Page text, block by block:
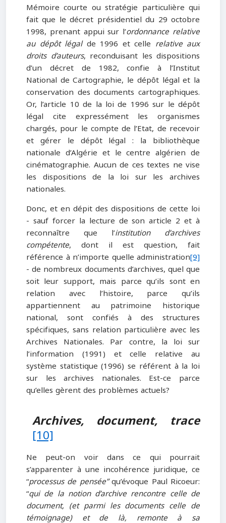
Mémoire courte ou stratégie particulière qui
fait que le décret présidentiel du 29 octobre
1998, prenant appui sur l’ordonnance relative
au dépôt légalde 1996 et celle relative aux
droits d’auteurs, reconduisant les dispositions
d’un décret de 1982, confie à l’Institut
National de Cartographie, le dépôt légal et la
conservation des documents cartographiques.
Or, l’article 10 de la loi de 1996 sur le dépôt
légal cite expressément les organismes
chargés, pour le compte de l’Etat, de recevoir
et gérer le dépôt légal : la bibliothèque
nationale d’Algérie et le centre algérien de
cinématographie. Aucun de ces textes ne vise
les dispositions de la loi sur les archives
nationales.
Donc, et en dépit des dispositions de cette loi
- sauf forcer la lecture de son article 2 et à
reconnaître que l’institution d’archives
compétente, dont il est question, fait
référence à n’importe quelle administration[9]
- de nombreux documents d’archives, quel que
soit leur support, mais parce qu’ils sont en
relation avec l’histoire, parce qu’ils
appartiennent au patrimoine historique
national, sont confiés à des structures
spécifiques, sans relation particulière avec les
Archives Nationales. Par contre, la loi sur
l’information (1991) et celle relative au
système statistique (1996) se référent à la loi
sur les archives nationales. Est-ce parce
qu’elles gèrent des problèmes actuels?
Archives, document, trace
[10]
Ne peut-on voir dans ce qui pourrait
s’apparenter à une incohérence juridique, ce
“processus de pensée”qu’évoque Paul Ricoeur:
“qui de la notion d’archive rencontre celle de
document, (et parmi les documents celle de
témoignage) et de là, remonte à sa